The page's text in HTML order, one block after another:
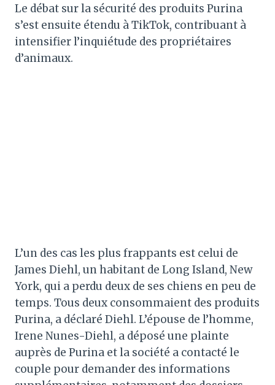
Le débat sur la sécurité des produits Purina
s’est ensuite étendu à TikTok, contribuant à
intensifier l’inquiétude des propriétaires
d’animaux.
L’un des cas les plus frappants est celui de
James Diehl, un habitant de Long Island, New
York, qui a perdu deux de ses chiens en peu de
temps. Tous deux consommaient des produits
Purina, a déclaré Diehl. L’épouse de l’homme,
Irene Nunes-Diehl, a déposé une plainte
auprès de Purina et la société a contacté le
couple pour demander des informations